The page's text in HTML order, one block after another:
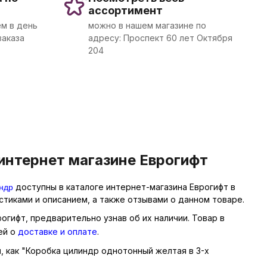
в день
ассортимент
можно в нашем магазине по
адресу: Проспект 60 лет Октября
204
магазине Еврогифт
доступны в каталоге интернет-магазина Еврогифт в
и описанием, а также отзывами о данном товаре.
предварительно узнав об их наличии. Товар в
о доставке и оплате.
как "Коробка цилиндр однотонный желтая в 3-х